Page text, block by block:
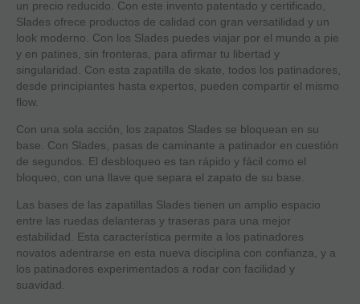
un precio reducido. Con este invento patentado y certificado,
Slades ofrece productos de calidad con gran versatilidad y un
look moderno. Con los Slades puedes viajar por el mundo a pie
y en patines, sin fronteras, para afirmar tu libertad y
singularidad. Con esta zapatilla de skate, todos los patinadores,
desde principiantes hasta expertos, pueden compartir el mismo
flow.
Con una sola acción, los zapatos Slades se bloquean en su
base. Con Slades, pasas de caminante a patinador en cuestión
de segundos. El desbloqueo es tan rápido y fácil como el
bloqueo, con una llave que separa el zapato de su base.
Las bases de las zapatillas Slades tienen un amplio espacio
entre las ruedas delanteras y traseras para una mejor
estabilidad. Esta característica permite a los patinadores
novatos adentrarse en esta nueva disciplina con confianza, y a
los patinadores experimentados a rodar con facilidad y
suavidad.